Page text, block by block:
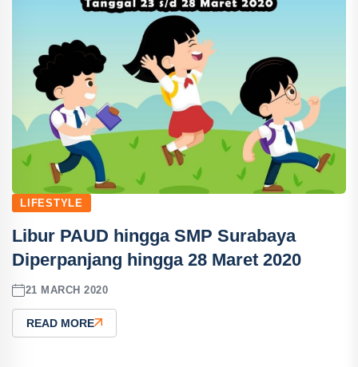
LIFESTYLE
Libur PAUD hingga SMP Surabaya
Diperpanjang hingga 28 Maret 2020
21 MARCH 2020
READ MORE